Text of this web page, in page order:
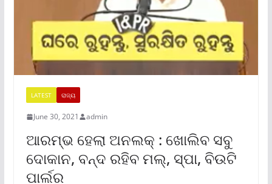
LATEST ରାଜ୍ୟ
June 30, 2021 admin
ଆରମ୍ଭ ହେଲା ଅନଲକ୍ : ଖୋଲିବ ସବୁ
ଦୋକାନ, ବନ୍ଦ ରହିବ ମଲ୍‌, ସ୍ପା, ବିଉଟି
ପାର୍ଲର